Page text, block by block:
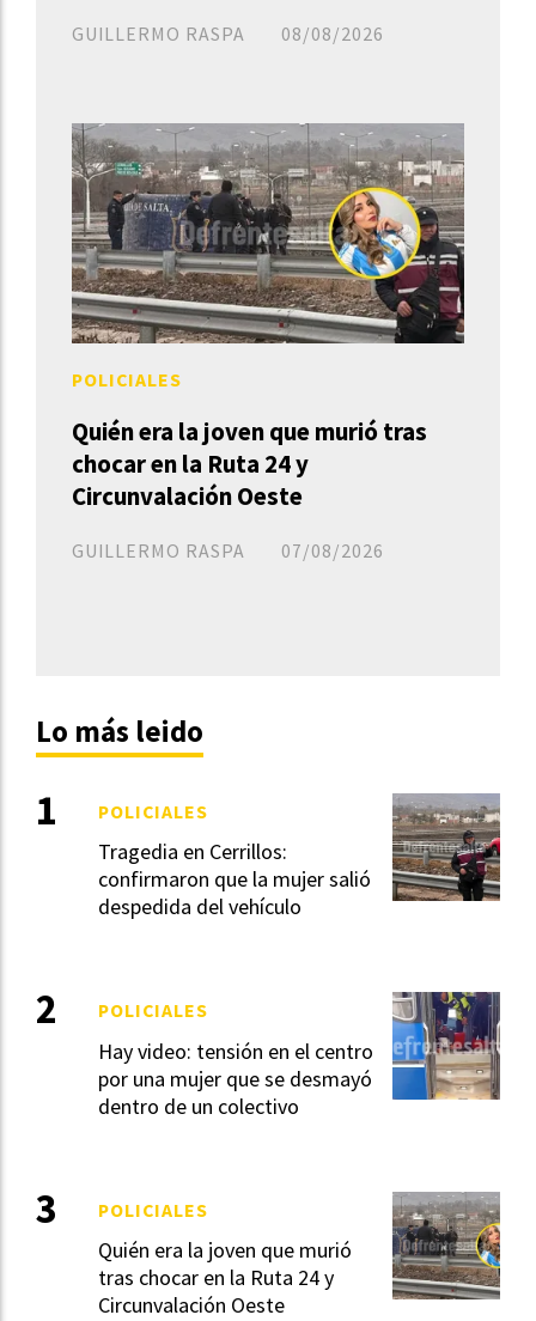
GUILLERMO RASPA 08/08/2026
Quién era la joven que murió tras
chocar en la Ruta 24 y
Circunvalación Oeste
GUILLERMO RASPA
POLICIALES
07/08/2026
Lo más leido
Tragedia en Cerrillos:
confirmaron que la mujer salió
despedida del vehículo
POLICIALES
Hay video: tensión en el centro
por una mujer que se desmayó
dentro de un colectivo
POLICIALES
Quién era la joven que murió
tras chocar en la Ruta 24 y
Circunvalación Oeste
POLICIALES